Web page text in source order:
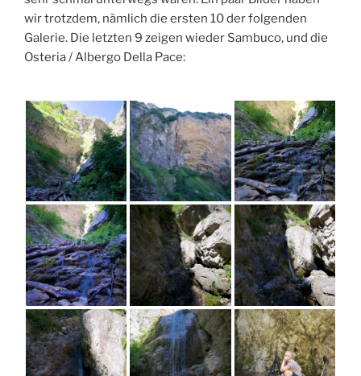
wir trotzdem, nämlich die ersten 10 der folgenden
Galerie. Die letzten 9 zeigen wieder Sambuco, und die
Osteria / Albergo Della Pace: